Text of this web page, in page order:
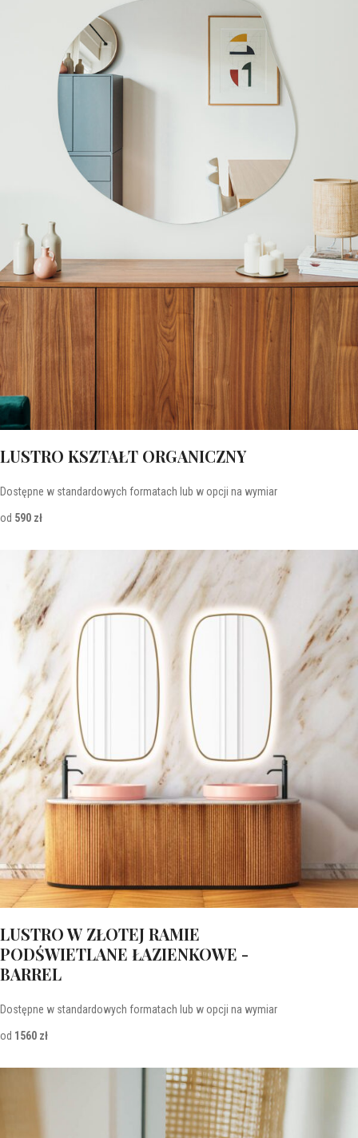
LUSTRO KSZTAŁT ORGANICZNY
Dostępne w standardowych formatach lub w opcji na wymiar
od 590 zł
LUSTRO W ZŁOTEJ RAMIE
PODŚWIETLANE ŁAZIENKOWE -
BARREL
Dostępne w standardowych formatach lub w opcji na wymiar
od 1560 zł